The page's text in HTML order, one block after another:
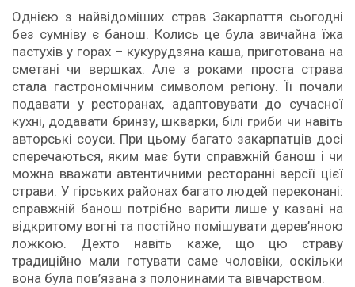
Однією з найвідоміших страв Закарпаття сьогодні
без сумніву є банош. Колись це була звичайна їжа
пастухів у горах – кукурудзяна каша, приготована на
сметані чи вершках. Але з роками проста страва
стала гастрономічним символом регіону. Її почали
подавати у ресторанах, адаптовувати до сучасної
кухні, додавати бринзу, шкварки, білі гриби чи навіть
авторські соуси. При цьому багато закарпатців досі
сперечаються, яким має бути справжній банош і чи
можна вважати автентичними ресторанні версії цієї
страви. У гірських районах багато людей переконані:
справжній банош потрібно варити лише у казані на
відкритому вогні та постійно помішувати дерев’яною
ложкою. Дехто навіть каже, що цю страву
традиційно мали готувати саме чоловіки, оскільки
вона була пов’язана з полонинами та вівчарством.